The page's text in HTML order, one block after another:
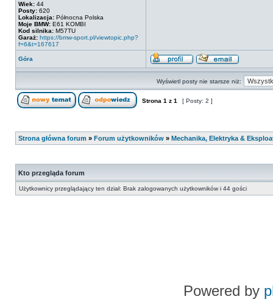
Wiek: 44
Posty: 620
Lokalizacja: Północna Polska
Moje BMW: E61 KOMBI
Kod silnika: M57TU
Garaż: https://bmw-sport.pl/viewtopic.php?
f=6&t=167617
Góra
Wyświetl posty nie starsze niż:
Strona 1 z 1 [ Posty: 2 ]
Strona główna forum » Forum użytkowników » Mechanika, Elektryka &
Kto przegląda forum
Użytkownicy przeglądający ten dział: Brak zalogowanych użytkowników i 44 gości
Powered by